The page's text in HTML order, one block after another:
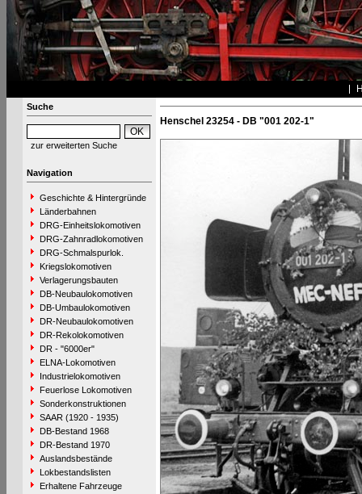
Suche
zur erweiterten Suche
Navigation
Geschichte & Hintergründe
Länderbahnen
DRG-Einheitslokomotiven
DRG-Zahnradlokomotiven
DRG-Schmalspurlok.
Kriegslokomotiven
Verlagerungsbauten
DB-Neubaulokomotiven
DB-Umbaulokomotiven
DR-Neubaulokomotiven
DR-Rekolokomotiven
DR - "6000er"
ELNA-Lokomotiven
Industrielokomotiven
Feuerlose Lokomotiven
Sonderkonstruktionen
SAAR (1920 - 1935)
DB-Bestand 1968
DR-Bestand 1970
Auslandsbestände
Lokbestandslisten
Erhaltene Fahrzeuge
Henschel 23254 - DB "001 202-1"